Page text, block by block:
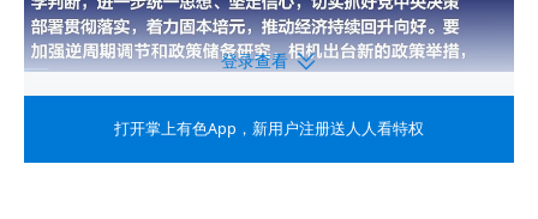
►国家发改委出台20条措施促消费 分析：下半年消
登录查看
打开掌上有色App ，新用户注册送人人看特权